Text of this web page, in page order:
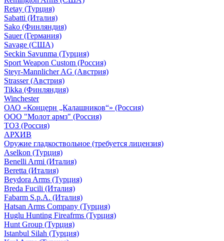
Retay (Турция)
Sabatti (Италия)
Sako (Финляндия)
Sauer (Германия)
Savage (США)
Seckin Savunma (Турция)
Sport Weapon Custom (Россия)
Steyr-Mannlicher AG (Австрия)
Strasser (Австрия)
Tikka (Финляндия)
Winchester
ОАО «Концерн „Калашников“» (Россия)
ООО "Молот армз" (Россия)
ТОЗ (Россия)
АРХИВ
Оружие гладкоствольное (требуется лицензия)
Aselkon (Турция)
Benelli Armi (Италия)
Beretta (Италия)
Beydora Arms (Турция)
Breda Fucili (Италия)
Fabarm S.p.A. (Италия)
Hatsan Arms Company (Турция)
Huglu Hunting Fireafrms (Турция)
Hunt Group (Турция)
Istanbul Silah (Турция)